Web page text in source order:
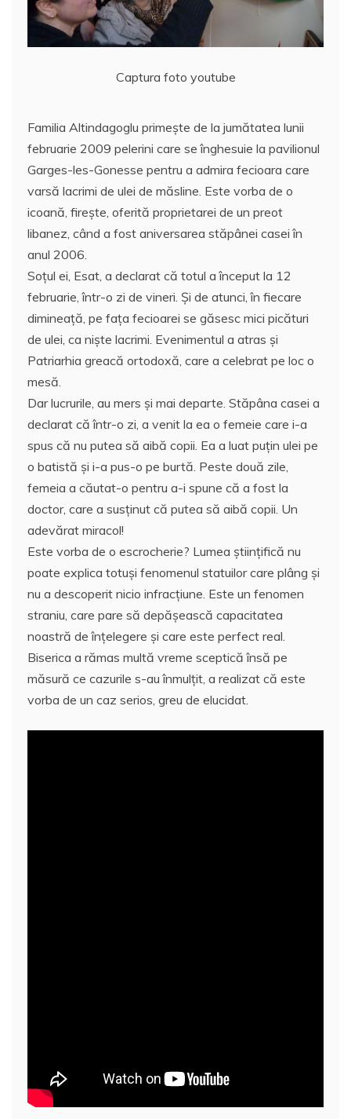
Captura foto youtube
Familia Altindagoglu primeşte de la jumătatea lunii
februarie 2009 pelerini care se înghesuie la pavilionul
Garges-les-Gonesse pentru a admira fecioara care
varsă lacrimi de ulei de măsline. Este vorba de o
icoană, fireşte, oferită proprietarei de un preot
libanez, când a fost aniversarea stăpânei casei în
anul 2006.
Soţul ei, Esat, a declarat că totul a început la 12
februarie, într-o zi de vineri. Şi de atunci, în fiecare
dimineaţă, pe faţa fecioarei se găsesc mici picături
de ulei, ca nişte lacrimi. Evenimentul a atras şi
Patriarhia greacă ortodoxă, care a celebrat pe loc o
mesă.
Dar lucrurile, au mers şi mai departe. Stăpâna casei a
declarat că într-o zi, a venit la ea o femeie care i-a
spus că nu putea să aibă copii. Ea a luat puţin ulei pe
o batistă şi i-a pus-o pe burtă. Peste două zile,
femeia a căutat-o pentru a-i spune că a fost la
doctor, care a susţinut că putea să aibă copii. Un
adevărat miracol!
Este vorba de o escrocherie? Lumea ştiinţifică nu
poate explica totuşi fenomenul statuilor care plâng şi
nu a descoperit nicio infracţiune. Este un fenomen
straniu, care pare să depăşească capacitatea
noastră de înţelegere şi care este perfect real.
Biserica a rămas multă vreme sceptică însă pe
măsură ce cazurile s-au înmulţit, a realizat că este
vorba de un caz serios, greu de elucidat.